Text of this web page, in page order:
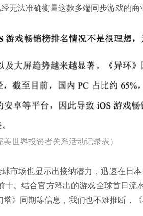
无法准确衡量这款多端同步游戏的商
美世界投资者关系活动记录表）
市场也显示出接纳潜力，迅速在日本
。结合官方释出的游戏全球首日流
》同期等信息，我们也不难推断，